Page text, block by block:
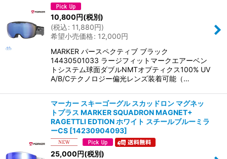
絞り込む
10,800円(税別)
(税込: 11,880円)
希望小売価格: 12,000円
MARKER パースペクティブ ブラック
14430501033 ラージフィットマークエアーベン
トシステム球面ダブルNMTオプティクス100% UV
A/B/Cテクノロジー偏光レンズ装着可能（…
マーカー スキーゴーグル スカッドロン マグネッ
トプラス MARKER SQUADRON MAGNET+
RAGETTLI EDTION ホワイト スチールブルーミラ
ーCS [14230904093]
25,000円(税別)